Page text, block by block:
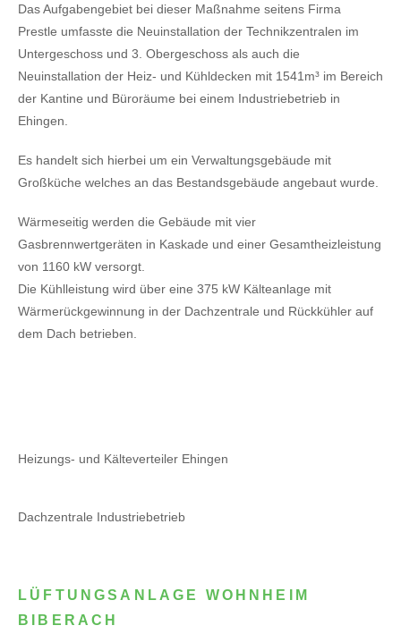
Das Aufgabengebiet bei dieser Maßnahme seitens Firma
Prestle umfasste die Neuinstallation der Technikzentralen im
Untergeschoss und 3. Obergeschoss als auch die
Neuinstallation der Heiz- und Kühldecken mit 1541m³ im Bereich
der Kantine und Büroräume bei einem Industriebetrieb in
Ehingen.
Es handelt sich hierbei um ein Verwaltungsgebäude mit
Großküche welches an das Bestandsgebäude angebaut wurde.
Wärmeseitig werden die Gebäude mit vier
Gasbrennwertgeräten in Kaskade und einer Gesamtheizleistung
von 1160 kW versorgt.
Die Kühlleistung wird über eine 375 kW Kälteanlage mit
Wärmerückgewinnung in der Dachzentrale und Rückkühler auf
dem Dach betrieben.
Heizungs- und Kälteverteiler Ehingen
Dachzentrale Industriebetrieb
LÜFTUNGSANLAGE WOHNHEIM
BIBERACH